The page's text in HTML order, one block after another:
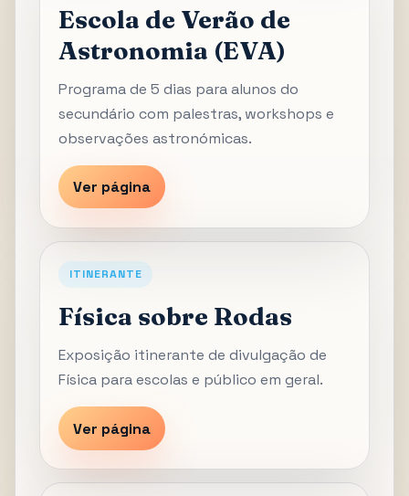
Escola de Verão de
Astronomia (EVA)
Programa de 5 dias para alunos do
secundário com palestras, workshops e
observações astronómicas.
Ver página
ITINERANTE
Física sobre Rodas
Exposição itinerante de divulgação de
Física para escolas e público em geral.
Ver página